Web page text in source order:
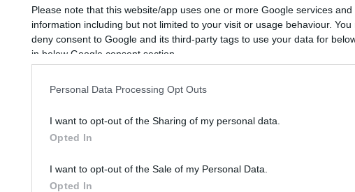
Please note that this website/app uses one or more Google services
information including but not limited to your visit or usage behaviour.
deny consent to Google and its third-party tags to use your data for
in below Google consent section.
Personal Data Processing Opt Outs
I want to opt-out of the Sharing of my personal data.
Opted In
I want to opt-out of the Sale of my Personal Data.
Opted In